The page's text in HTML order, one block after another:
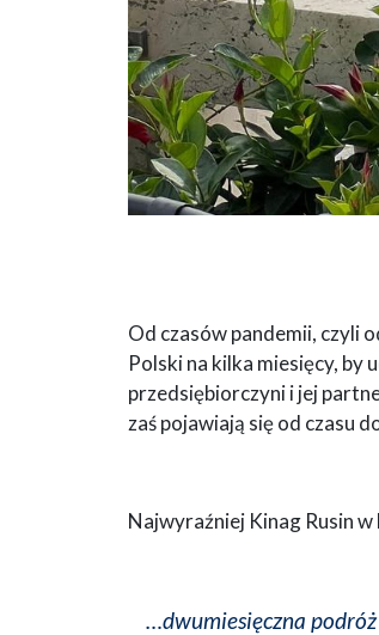
Od czasów pandemii, czyli
Polski na kilka miesięcy, by
przedsiębiorczyni i jej
zaś pojawiają się od czasu
Najwyraźniej Kinag Rusin w
…dwumiesięczna podróż